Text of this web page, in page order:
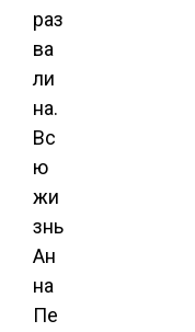
раз
ва
ли
на.
Вс
ю
жи
знь
Ан
на
Пе